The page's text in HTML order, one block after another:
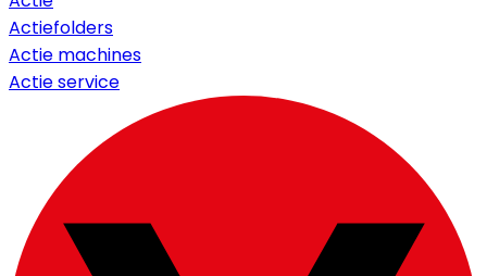
Actiefolders
Actie machines
Actie service